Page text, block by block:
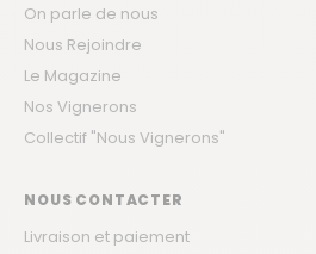
On parle de nous
Nous Rejoindre
Le Magazine
Nos Vignerons
Collectif "Nous Vignerons"
NOUS CONTACTER
Livraison et paiement